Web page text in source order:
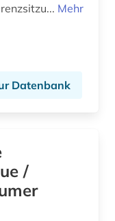
Mehr
Datenbank
/